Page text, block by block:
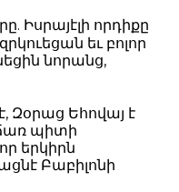
Իսրայէլի որդիքը
եւ բոլոր
նորանց,
Զօրաց Եհովայ է
պիտի
երկիրն
Բաբիլոնի